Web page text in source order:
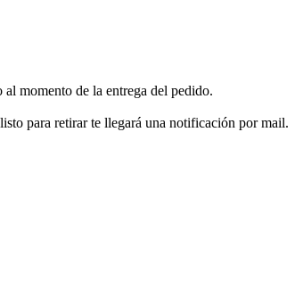
momento de la entrega del pedido.
para retirar te llegará una notificación por mail.